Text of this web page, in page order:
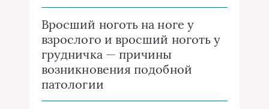
Вросший ноготь на ноге у
взрослого и вросший ноготь у
грудничка — причины
возникновения подобной
патологии